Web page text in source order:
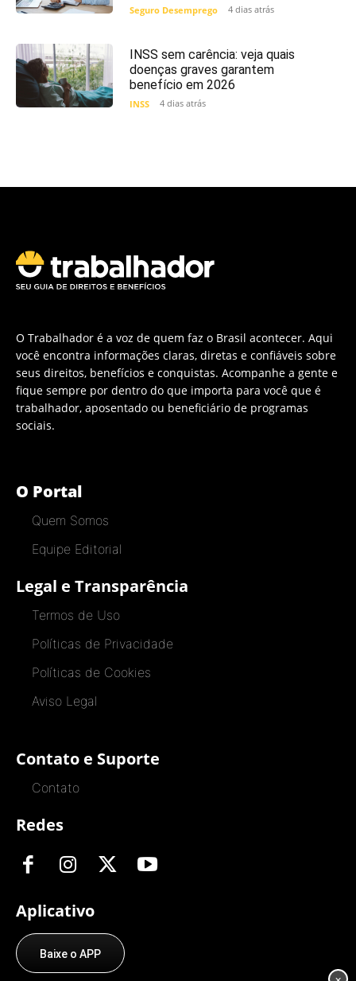
Seguro Desemprego 4 dias atrás
INSS sem carência: veja quais
doenças graves garantem
benefício em 2026
INSS 4 dias atrás
O Trabalhador é a voz de quem faz o Brasil acontecer. Aqui
você encontra informações claras, diretas e confiáveis sobre
seus direitos, benefícios e conquistas. Acompanhe a gente e
fique sempre por dentro do que importa para você que é
trabalhador, aposentado ou beneficiário de programas
sociais.
O Portal
Quem Somos
Equipe Editorial
Legal e Transparência
Termos de Uso
Políticas de Privacidade
Políticas de Cookies
Aviso Legal
Contato e Suporte
Contato
Redes
Aplicativo
Baixe o APP